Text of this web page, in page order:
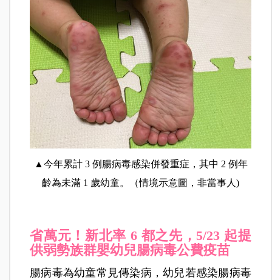
▲今年累計 3 例腸病毒感染併發重症，其中 2 例年
齡為未滿 1 歲幼童。（情境示意圖，非當事人)
省萬元！新北率 6 都之先，5/23 起提
供弱勢族群嬰幼兒腸病毒公費疫苗
腸病毒為幼童常見傳染病，幼兒若感染腸病毒